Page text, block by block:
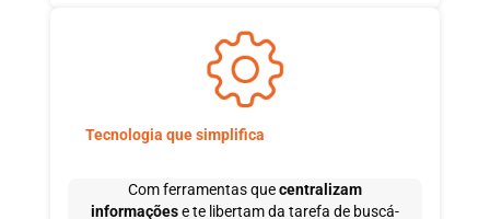
Tecnologia que simplifica
Com ferramentas quecentralizam
informaçõese te libertam da tarefa de buscá-